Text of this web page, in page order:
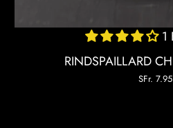
1
RINDSPAILLARD
SFr. 7.95